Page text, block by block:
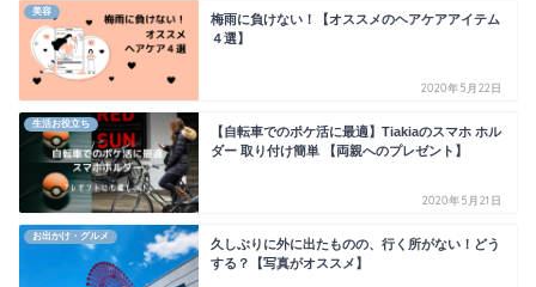
美容
梅雨に負けない！【オススメのヘアケアアイテム
４選】
2020年5月22日
生活お役立ち
【自転車でのポケ活に最適】Tiakiaのスマホ ホル
ダー 取り付け簡単 【両親へのプレゼント】
2020年5月21日
お出かけ・グルメ
久しぶりに外に出たものの、行く所がない！どう
する？【写真がオススメ】